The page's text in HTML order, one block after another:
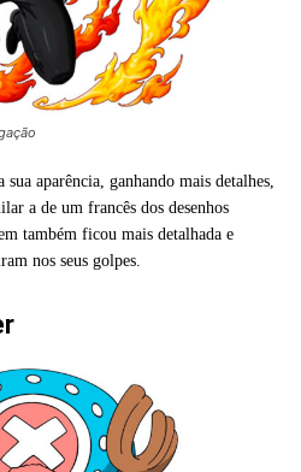
aparência, ganhando mais detalhes,
a de um francês dos desenhos
também ficou mais detalhada e
nos seus golpes.